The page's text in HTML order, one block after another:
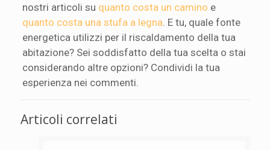
nostri articoli su quanto costa un camino e
quanto costa una stufa a legna . E tu, quale fonte
energetica utilizzi per il riscaldamento della tua
abitazione? Sei soddisfatto della tua scelta o stai
considerando altre opzioni? Condividi la tua
esperienza nei commenti.
Articoli correlati